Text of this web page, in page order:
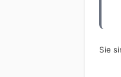
Sie